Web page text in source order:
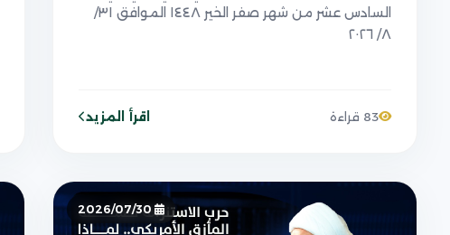
السادس عشر من شهر صفر الخير ١٤٤٨ الموافق ٣١/
٨/ ٢٠٢٦
83 قراءة اقرأ المزيد